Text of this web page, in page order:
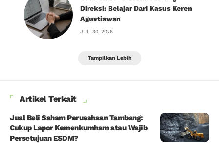
Direksi: Belajar Dari Kasus Keren
Agustiawan
JULI 30, 2026
Tampilkan Lebih
Artikel Terkait
Jual Beli Saham Perusahaan Tambang:
Cukup Lapor Kemenkumham atau Wajib
Persetujuan ESDM?